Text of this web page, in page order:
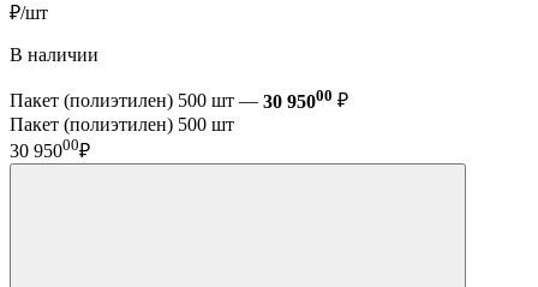
₽/шт
В наличии
Пакет (полиэтилен) 500 шт — 30 95000 ₽
Пакет (полиэтилен) 500 шт
30 95000₽